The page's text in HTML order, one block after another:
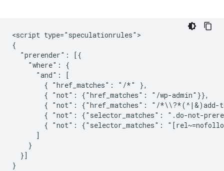
<script type="speculationrules">
{
  "prerender": [{
    "where": {
      "and": [
        { "href_matches": "/*" },
        { "not": {"href_matches": "/wp-admin"}},
{ "not": {"href_matches": "/*\\?*(^|&)add-
{ "not": {"selector_matches": ".do-not-
{ "not": {"selector_matches":
      ]
    }
  }]
}